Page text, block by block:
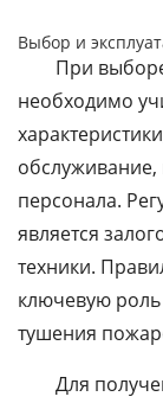
Выбор и
При
необходимо
персонала.
является
техники.
ключевую роль
тушения
Для